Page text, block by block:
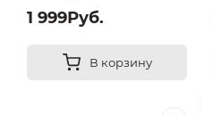
1 999Руб.
В корзину